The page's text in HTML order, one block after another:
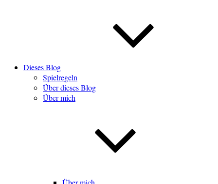
Dieses Blog
Spielregeln
Über dieses Blog
Über mich